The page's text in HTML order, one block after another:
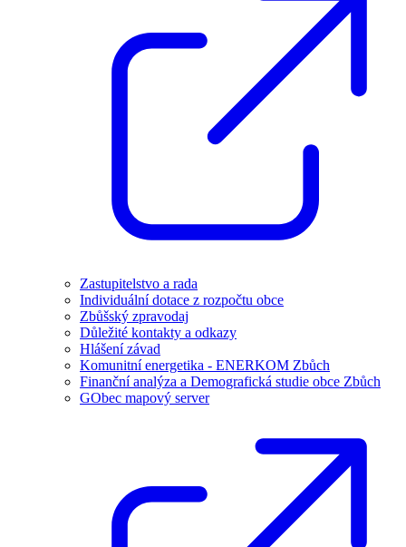
Zastupitelstvo a rada
Individuální dotace z rozpočtu obce
Zbůšský zpravodaj
Důležité kontakty a odkazy
Hlášení závad
Komunitní energetika - ENERKOM Zbůch
Finanční analýza a Demografická studie obce Zbůch
GObec mapový server